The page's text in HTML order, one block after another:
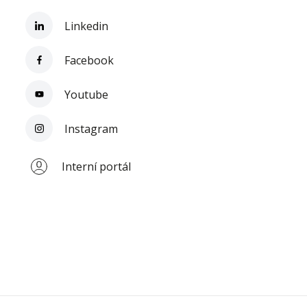
Linkedin
Facebook
Youtube
Instagram
Interní portál